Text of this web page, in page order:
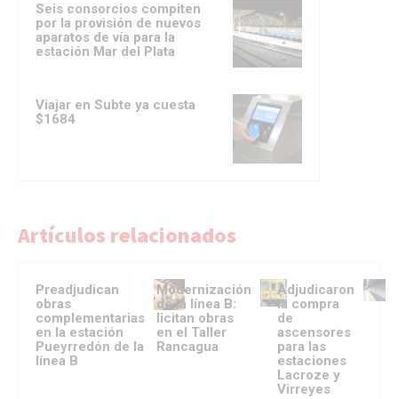
Seis consorcios compiten
por la provisión de nuevos
aparatos de vía para la
estación Mar del Plata
Viajar en Subte ya cuesta
$1684
Artículos relacionados
Preadjudican
obras
complementarias
en la estación
Pueyrredón de la
línea B
Modernización
de la línea B:
licitan obras
en el Taller
Rancagua
Adjudicaron
la compra
de
ascensores
para las
estaciones
Lacroze y
Virreyes